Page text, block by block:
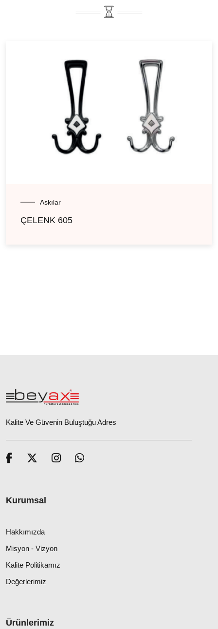
Askılar
ÇELENK 605
Kalite Ve Güvenin Buluştuğu Adres
Kurumsal
Hakkımızda
Misyon - Vizyon
Kalite Politikamız
Değerlerimiz
Ürünlerimiz